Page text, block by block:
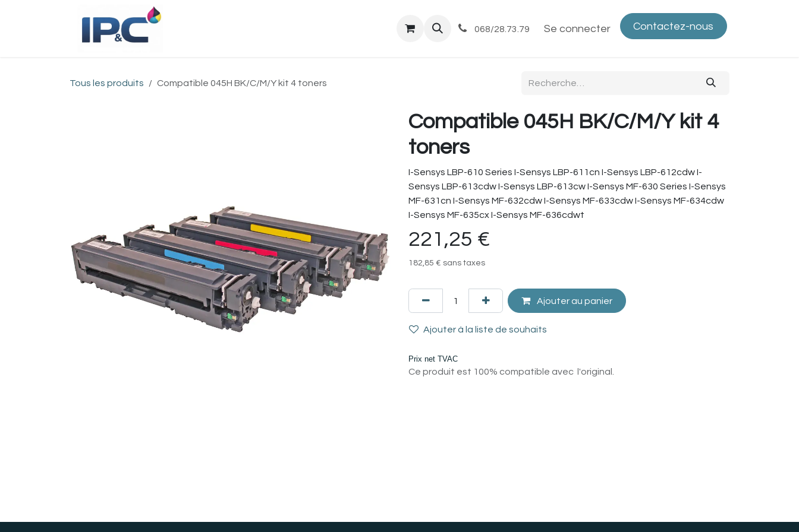
Commandes et livraisons Contactez-nous Politique de confidentialité
068/28.73.79 Se connecter Contactez-nous
Tous les produits Compatible 045H BK/C/M/Y kit 4 toners
Compatible 045H BK/C/M/Y kit 4
toners
I-Sensys LBP-610 Series I-Sensys LBP-611cn I-Sensys LBP-612cdw I-
Sensys LBP-613cdw I-Sensys LBP-613cw I-Sensys MF-630 Series I-Sensys
MF-631cn I-Sensys MF-632cdw I-Sensys MF-633cdw I-Sensys MF-634cdw
I-Sensys MF-635cx I-Sensys MF-636cdwt
221,25 €
182,85 € sans taxes
Ajouter au panier
Ajouter à la liste de souhaits
Prix net TVAC
Ce produit est 100% compatible avec l'original.